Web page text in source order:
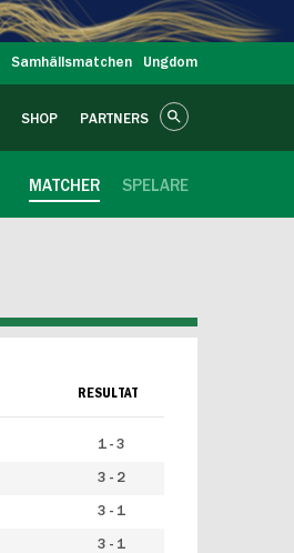
Samhällsmatchen Ungdom
SHOP PARTNERS
SPELARE
MATCHER
RESULTAT
1 - 3
3 - 2
3 - 1
3 - 1